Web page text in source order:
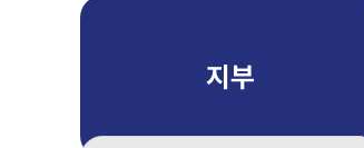
지부